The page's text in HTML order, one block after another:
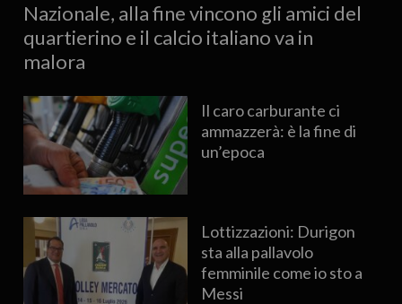
Nazionale, alla fine vincono gli amici del
quartierino e il calcio italiano va in
malora
Il caro carburante ci
ammazzerà: è la fine di
un’epoca
Lottizzazioni: Durigon
sta alla pallavolo
femminile come io sto a
Messi